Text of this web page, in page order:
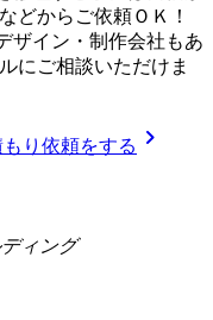
どからご依頼ＯＫ！
ザイン・制作会社もあ
にご相談いただけま
り依頼をする chevron_right
ィング